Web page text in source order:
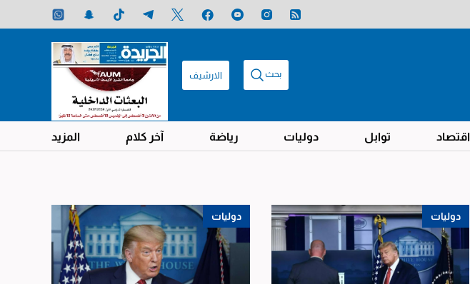
بحث الارشيف
اقتصاد توابل دوليات رياضة آخر كلام المزيد
دوليات دوليات